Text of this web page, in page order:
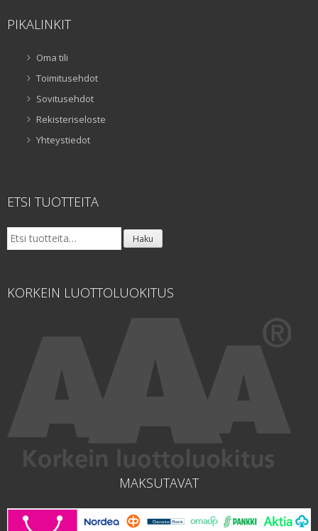
PIKALINKIT
Oma tili
Toimitusehdot
Sovitusehdot
Rekisteriseloste
Yhteystiedot
ETSI TUOTTEITA
Etsi: Haku
KORKEIN LUOTTOLUOKITUS
MAKSUTAVAT